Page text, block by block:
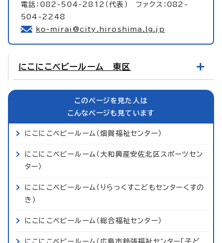
電話：082-504-2812（代表） ファクス：082-
504-2248
ko-mirai@city.hiroshima.lg.jp
にこにこベビールーム 東区
このページを見た人は
こんなページも見ています
にこにこベビールーム（畑賀福祉センター）
にこにこベビールーム（大和興産安佐北区スポーツセン
ター）
にこにこベビールーム（りらっくすこどもセンターくすの
き）
にこにこベビールーム（総合福祉センター）
にこにこベビールーム（広島市鈴張福祉センター「子ど